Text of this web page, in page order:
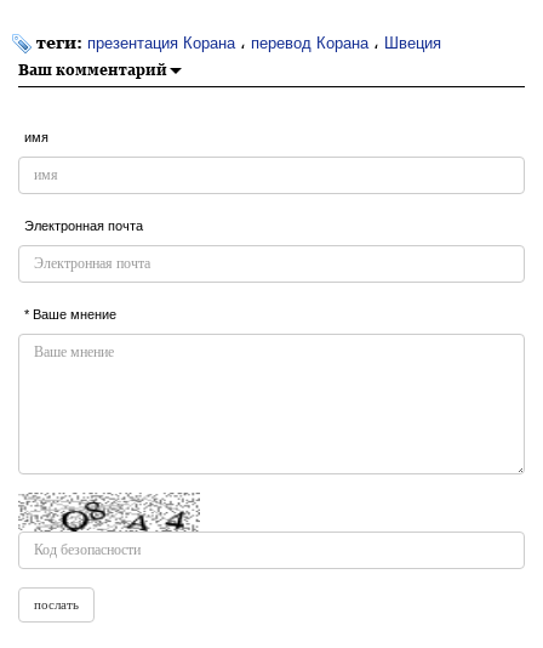
теги: презентация Корана ، перевод Корана ، Швеция
Ваш комментарий
имя
Электронная почта
* Ваше мнение